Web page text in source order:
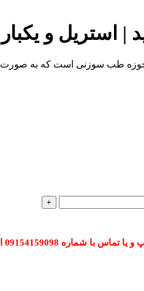
حوزه طب سوزنی است که به صورت
می شود، لطفا تماس بگیرید.